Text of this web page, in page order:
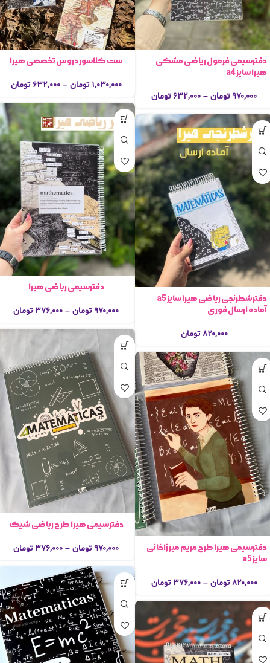
دفترسیمی فرمول ریاضی مشکی
هیرا سایز a4
۹۷۰,۰۰۰ تومان – ۶۳۲,۰۰۰ تومان
ست کلاسور دروس تخصصی هیرا
۱,۰۳۰,۰۰۰ تومان – ۶۳۲,۰۰۰ تومان
دفترسیمی ریاضی هیرا
۹۷۰,۰۰۰ تومان – ۳۷۶,۰۰۰ تومان
دفترشطرنجی ریاضی هیرا سایز a5
آماده ارسال فوری
۸۲۰,۰۰۰ تومان
دفترسیمی هیرا طرح ریاضی شیک
۹۷۰,۰۰۰ تومان – ۳۷۶,۰۰۰ تومان
دفترسیمی هیرا طرح مریم میرزاخانی
سایز a5
۸۲۰,۰۰۰ تومان – ۳۷۶,۰۰۰ تومان